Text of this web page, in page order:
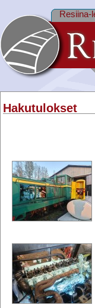
Resiina-
Hakutulokset